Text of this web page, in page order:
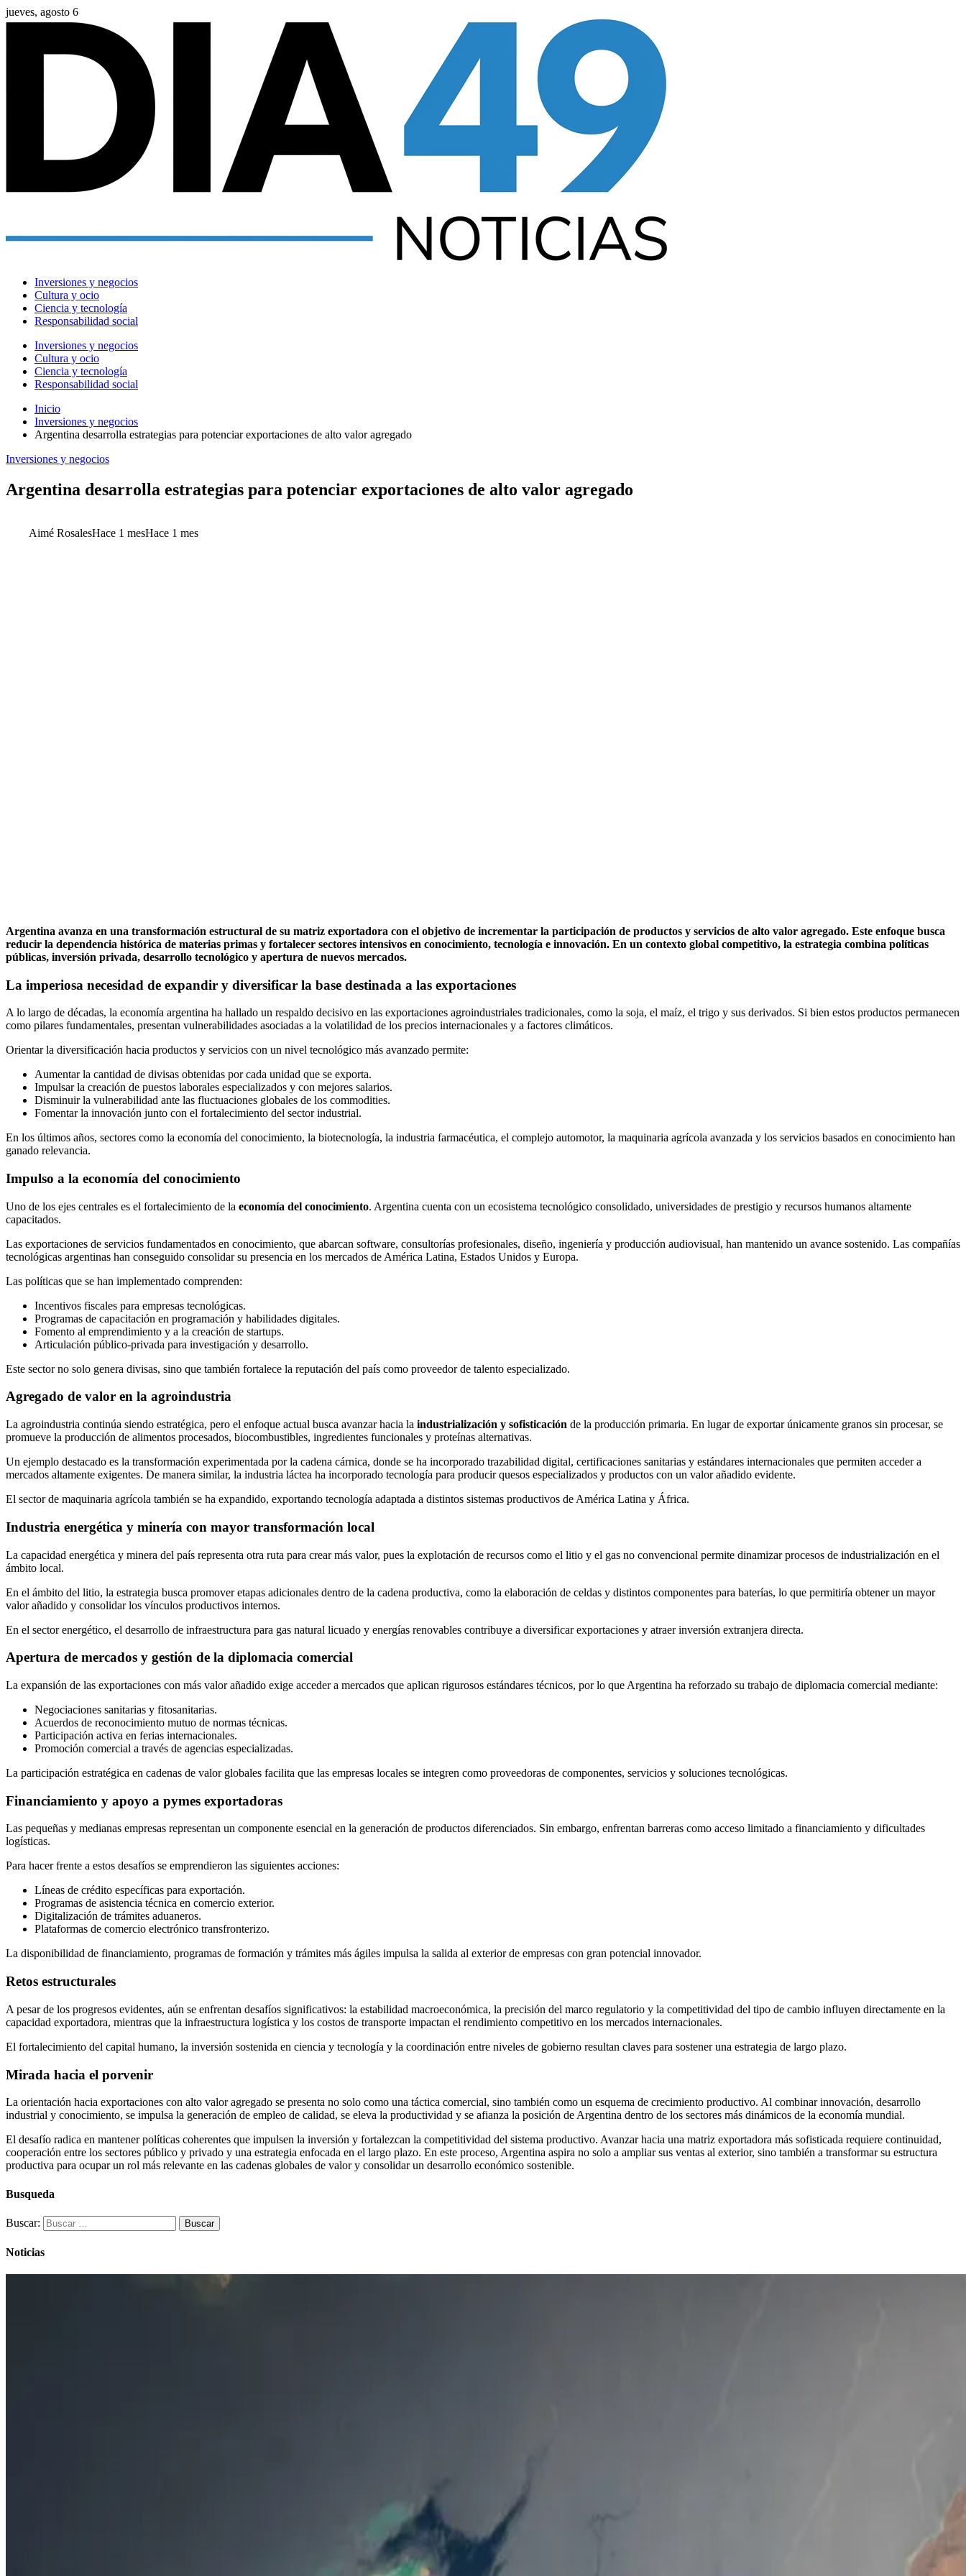
jueves, agosto 6
Inversiones y negocios
Cultura y ocio
Ciencia y tecnología
Responsabilidad social
Inversiones y negocios
Cultura y ocio
Ciencia y tecnología
Responsabilidad social
Inicio
Inversiones y negocios
Argentina desarrolla estrategias para potenciar exportaciones de alto valor agregado
Inversiones y negocios
Argentina desarrolla estrategias para potenciar exportaciones de alto valor agregado
Aimé RosalesHace 1 mesHace 1 mes
Argentina avanza en una transformación estructural de su matriz exportadora con el objetivo de incrementar la participación de productos y servicios de alto valor agregado. Este enfoque busca
reducir la dependencia histórica de materias primas y fortalecer sectores intensivos en conocimiento, tecnología e innovación. En un contexto global competitivo, la estrategia combina políticas
públicas, inversión privada, desarrollo tecnológico y apertura de nuevos mercados.
La imperiosa necesidad de expandir y diversificar la base destinada a las exportaciones
A lo largo de décadas, la economía argentina ha hallado un respaldo decisivo en las exportaciones agroindustriales tradicionales, como la soja, el maíz, el trigo y sus derivados. Si bien estos productos permanecen
como pilares fundamentales, presentan vulnerabilidades asociadas a la volatilidad de los precios internacionales y a factores climáticos.
Orientar la diversificación hacia productos y servicios con un nivel tecnológico más avanzado permite:
Aumentar la cantidad de divisas obtenidas por cada unidad que se exporta.
Impulsar la creación de puestos laborales especializados y con mejores salarios.
Disminuir la vulnerabilidad ante las fluctuaciones globales de los commodities.
Fomentar la innovación junto con el fortalecimiento del sector industrial.
En los últimos años, sectores como la economía del conocimiento, la biotecnología, la industria farmacéutica, el complejo automotor, la maquinaria agrícola avanzada y los servicios basados en conocimiento han
ganado relevancia.
Impulso a la economía del conocimiento
Uno de los ejes centrales es el fortalecimiento de la economía del conocimiento. Argentina cuenta con un ecosistema tecnológico consolidado, universidades de prestigio y recursos humanos altamente
capacitados.
Las exportaciones de servicios fundamentados en conocimiento, que abarcan software, consultorías profesionales, diseño, ingeniería y producción audiovisual, han mantenido un avance sostenido. Las compañías
tecnológicas argentinas han conseguido consolidar su presencia en los mercados de América Latina, Estados Unidos y Europa.
Las políticas que se han implementado comprenden:
Incentivos fiscales para empresas tecnológicas.
Programas de capacitación en programación y habilidades digitales.
Fomento al emprendimiento y a la creación de startups.
Articulación público-privada para investigación y desarrollo.
Este sector no solo genera divisas, sino que también fortalece la reputación del país como proveedor de talento especializado.
Agregado de valor en la agroindustria
La agroindustria continúa siendo estratégica, pero el enfoque actual busca avanzar hacia la industrialización y sofisticación de la producción primaria. En lugar de exportar únicamente granos sin procesar, se
promueve la producción de alimentos procesados, biocombustibles, ingredientes funcionales y proteínas alternativas.
Un ejemplo destacado es la transformación experimentada por la cadena cárnica, donde se ha incorporado trazabilidad digital, certificaciones sanitarias y estándares internacionales que permiten acceder a
mercados altamente exigentes. De manera similar, la industria láctea ha incorporado tecnología para producir quesos especializados y productos con un valor añadido evidente.
El sector de maquinaria agrícola también se ha expandido, exportando tecnología adaptada a distintos sistemas productivos de América Latina y África.
Industria energética y minería con mayor transformación local
La capacidad energética y minera del país representa otra ruta para crear más valor, pues la explotación de recursos como el litio y el gas no convencional permite dinamizar procesos de industrialización en el
ámbito local.
En el ámbito del litio, la estrategia busca promover etapas adicionales dentro de la cadena productiva, como la elaboración de celdas y distintos componentes para baterías, lo que permitiría obtener un mayor
valor añadido y consolidar los vínculos productivos internos.
En el sector energético, el desarrollo de infraestructura para gas natural licuado y energías renovables contribuye a diversificar exportaciones y atraer inversión extranjera directa.
Apertura de mercados y gestión de la diplomacia comercial
La expansión de las exportaciones con más valor añadido exige acceder a mercados que aplican rigurosos estándares técnicos, por lo que Argentina ha reforzado su trabajo de diplomacia comercial mediante:
Negociaciones sanitarias y fitosanitarias.
Acuerdos de reconocimiento mutuo de normas técnicas.
Participación activa en ferias internacionales.
Promoción comercial a través de agencias especializadas.
La participación estratégica en cadenas de valor globales facilita que las empresas locales se integren como proveedoras de componentes, servicios y soluciones tecnológicas.
Financiamiento y apoyo a pymes exportadoras
Las pequeñas y medianas empresas representan un componente esencial en la generación de productos diferenciados. Sin embargo, enfrentan barreras como acceso limitado a financiamiento y dificultades
logísticas.
Para hacer frente a estos desafíos se emprendieron las siguientes acciones:
Líneas de crédito específicas para exportación.
Programas de asistencia técnica en comercio exterior.
Digitalización de trámites aduaneros.
Plataformas de comercio electrónico transfronterizo.
La disponibilidad de financiamiento, programas de formación y trámites más ágiles impulsa la salida al exterior de empresas con gran potencial innovador.
Retos estructurales
A pesar de los progresos evidentes, aún se enfrentan desafíos significativos: la estabilidad macroeconómica, la precisión del marco regulatorio y la competitividad del tipo de cambio influyen directamente en la
capacidad exportadora, mientras que la infraestructura logística y los costos de transporte impactan el rendimiento competitivo en los mercados internacionales.
El fortalecimiento del capital humano, la inversión sostenida en ciencia y tecnología y la coordinación entre niveles de gobierno resultan claves para sostener una estrategia de largo plazo.
Mirada hacia el porvenir
La orientación hacia exportaciones con alto valor agregado se presenta no solo como una táctica comercial, sino también como un esquema de crecimiento productivo. Al combinar innovación, desarrollo
industrial y conocimiento, se impulsa la generación de empleo de calidad, se eleva la productividad y se afianza la posición de Argentina dentro de los sectores más dinámicos de la economía mundial.
El desafío radica en mantener políticas coherentes que impulsen la inversión y fortalezcan la competitividad del sistema productivo. Avanzar hacia una matriz exportadora más sofisticada requiere continuidad,
cooperación entre los sectores público y privado y una estrategia enfocada en el largo plazo. En este proceso, Argentina aspira no solo a ampliar sus ventas al exterior, sino también a transformar su estructura
productiva para ocupar un rol más relevante en las cadenas globales de valor y consolidar un desarrollo económico sostenible.
Busqueda
Buscar:
Noticias